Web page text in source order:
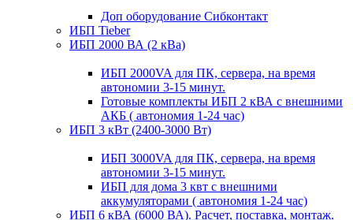
Доп оборудование Сибконтакт
ИБП Tieber
ИБП 2000 ВА (2 кВа)
ИБП 2000VA для ПК, сервера, на время
автономии 3-15 минут.
Готовые комплекты ИБП 2 кВА с внешними
АКБ ( автономия 1-24 час)
ИБП 3 кВт (2400-3000 Вт)
ИБП 3000VA для ПК, сервера, на время
автономии 3-15 минут.
ИБП для дома 3 квт с внешними
аккумуляторами ( автономия 1-24 час)
ИБП 6 кВА (6000 ВА). Расчет, поставка, монтаж.